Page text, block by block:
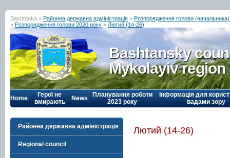
Bashtanka » Районна державна адміністрація » Розпорядження голови (начальника)
» Розпорядження голови 2020 року » Лютий (14-26)
Bashtansky
Mykolayiv region
Home
Герої не
вмирають
News
Планування роботи
2023 року
Інформація для
вадами зору
Районна державна адміністрація
Regional council
Лютий (14-26)